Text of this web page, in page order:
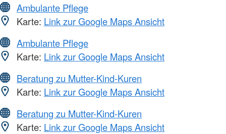
Ambulante Pflege
Karte: Link zur Google Maps Ansicht
Ambulante Pflege
Karte: Link zur Google Maps Ansicht
Beratung zu Mutter-Kind-Kuren
Karte: Link zur Google Maps Ansicht
Beratung zu Mutter-Kind-Kuren
Karte: Link zur Google Maps Ansicht